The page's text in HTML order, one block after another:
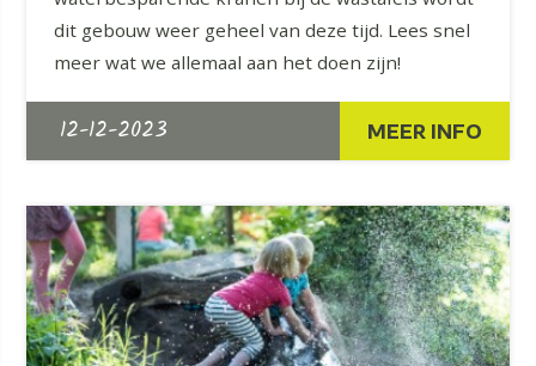
dit gebouw weer geheel van deze tijd. Lees snel
meer wat we allemaal aan het doen zijn!
12-12-2023 MEER INFO